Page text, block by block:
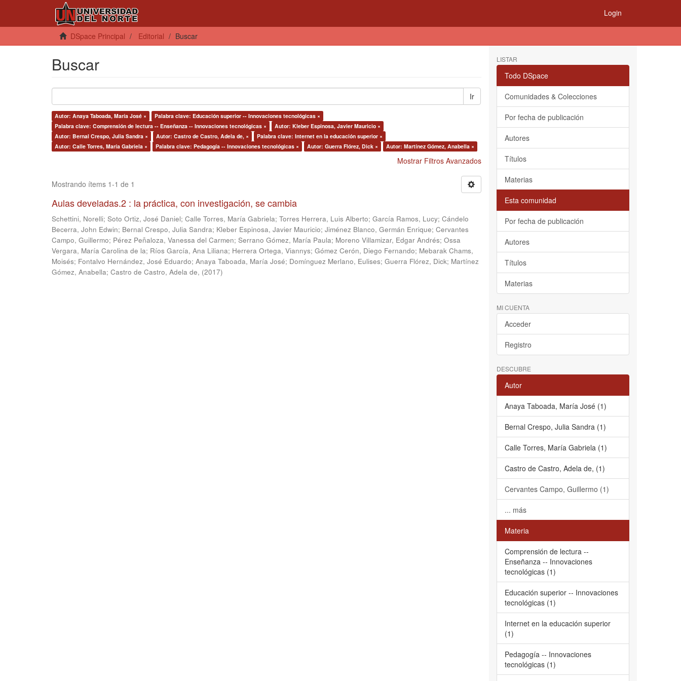
Login
DSpace Principal Editorial Buscar
Buscar
Ir
Autor: Anaya Taboada, María José ×
Palabra clave: Educación superior -- Innovaciones tecnológicas ×
Palabra clave: Comprensión de lectura -- Enseñanza -- Innovaciones tecnológicas ×
Autor: Kleber Espinosa, Javier Mauricio ×
Autor: Bernal Crespo, Julia Sandra ×
Autor: Castro de Castro, Adela de, ×
Palabra clave: Internet en la educación superior ×
Autor: Calle Torres, María Gabriela ×
Palabra clave: Pedagogía -- Innovaciones tecnológicas × Autor: Guerra Flórez, Dick × Autor: Martínez Gómez, Anabella ×
Mostrar Filtros Avanzados
Mostrando ítems 1-1 de 1
Aulas develadas.2 : la práctica, con investigación, se cambia
Schettini, Norelli; Soto Ortiz, José Daniel; Calle Torres, María Gabriela; Torres Herrera, Luis Alberto; García Ramos, Lucy; Cándelo
Becerra, John Edwin; Bernal Crespo, Julia Sandra; Kleber Espinosa, Javier Mauricio; Jiménez Blanco, Germán Enrique; Cervantes
Campo, Guillermo; Pérez Peñaloza, Vanessa del Carmen; Serrano Gómez, María Paula; Moreno Villamizar, Edgar Andrés; Ossa
Vergara, María Carolina de la; Ríos García, Ana Liliana; Herrera Ortega, Viannys; Gómez Cerón, Diego Fernando; Mebarak Chams,
Moisés; Fontalvo Hernández, José Eduardo; Anaya Taboada, María José; Domínguez Merlano, Eulises; Guerra Flórez, Dick; Martínez
Gómez, Anabella; Castro de Castro, Adela de, (2017)
LISTAR
Todo DSpace
Comunidades & Colecciones
Por fecha de publicación
Autores
Títulos
Materias
Esta comunidad
Por fecha de publicación
Autores
Títulos
Materias
MI CUENTA
Acceder
Registro
DESCUBRE
Autor
Anaya Taboada, María José (1)
Bernal Crespo, Julia Sandra (1)
Calle Torres, María Gabriela (1)
Castro de Castro, Adela de, (1)
Cervantes Campo, Guillermo (1)
... más
Materia
Comprensión de lectura --
Enseñanza -- Innovaciones
tecnológicas (1)
Educación superior -- Innovaciones
tecnológicas (1)
Internet en la educación superior
(1)
Pedagogía -- Innovaciones
tecnológicas (1)